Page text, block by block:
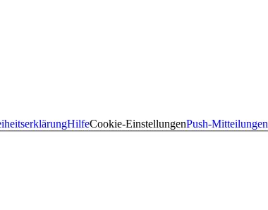
HilfeCookie-EinstellungenPush-Mitteilungen